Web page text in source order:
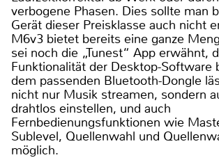
verbogene Phasen. Dies sollte man
Gerät dieser Preisklasse auch nicht
M6v3 bietet bereits eine ganze
sei noch die „Tunest“ App erwähnt,
Funktionalität der Desktop-Software
dem passenden Bluetooth-Dongle
nicht nur Musik streamen, sondern
drahtlos einstellen, und auch
Fernbedienungsfunktionen wie
Sublevel, Quellenwahl und
möglich.